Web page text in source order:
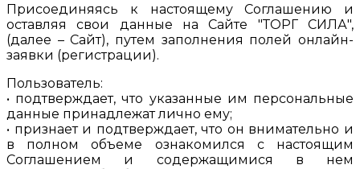
Присоединяясь к настоящему Соглашению и
оставляя свои данные на Сайте "ТОРГ СИЛА",
(далее – Сайт), путем заполнения полей онлайн-
заявки (регистрации).
Пользователь:
• подтверждает, что указанные им персональные
данные принадлежат лично ему;
• признает и подтверждает, что он внимательно и
в полном объеме ознакомился с настоящим
Соглашением и содержащимися в нем